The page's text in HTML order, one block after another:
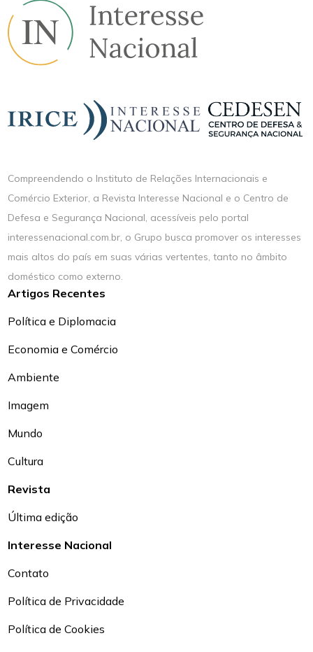
Compreendendo o Instituto de Relações Internacionais e
Comércio Exterior, a Revista Interesse Nacional e o Centro de
Defesa e Segurança Nacional, acessíveis pelo portal
interessenacional.com.br, o Grupo busca promover os interesses
mais altos do país em suas várias vertentes, tanto no âmbito
doméstico como externo.
Artigos Recentes
Política e Diplomacia
Economia e Comércio
Ambiente
Imagem
Mundo
Cultura
Revista
Última edição
Interesse Nacional
Contato
Política de Privacidade
Política de Cookies